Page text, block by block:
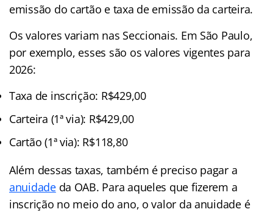
emissão do cartão e taxa de emissão da carteira.
Os valores variam nas Seccionais. Em São Paulo,
por exemplo, esses são os valores vigentes para
2026:
Taxa de inscrição: R$429,00
Carteira (1ª via): R$429,00
Cartão (1ª via): R$118,80
Além dessas taxas, também é preciso pagar a
anuidadeda OAB. Para aqueles que fizerem a
inscrição no meio do ano, o valor da anuidade é